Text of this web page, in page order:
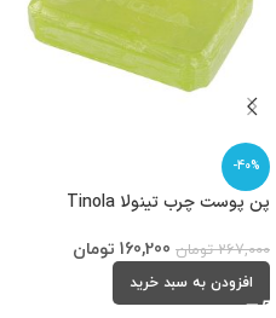
-40%
پن پوست چرب تینولا Tinola
267,000 تومان 160,200 تومان
افزودن به سبد خرید